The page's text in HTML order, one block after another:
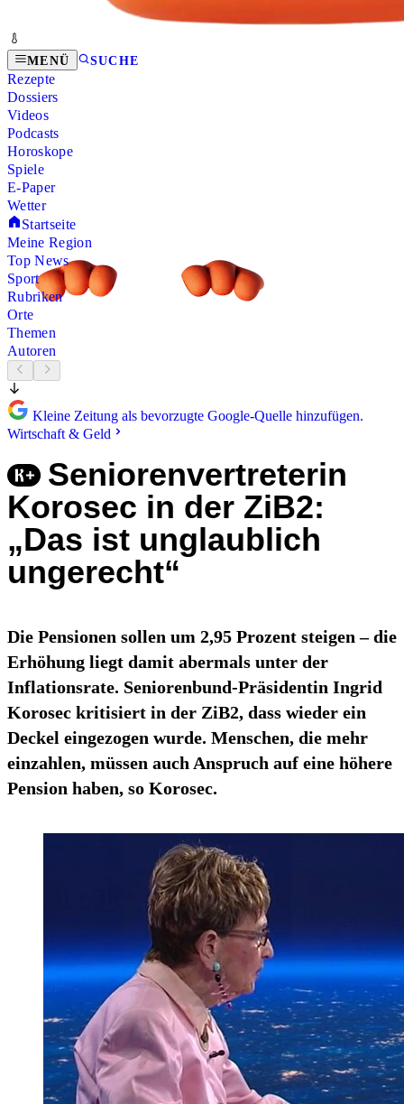
MENÜ SUCHE
Rezepte
Dossiers
Videos
Podcasts
Horoskope
Spiele
E-Paper
Wetter
Startseite
Meine Region
Top News
Sport
Rubriken
Orte
Themen
Autoren
Kleine Zeitung als bevorzugte Google-Quelle hinzufügen.
Wirtschaft & Geld
Seniorenvertreterin
Korosec in der ZiB2:
„Das ist unglaublich
ungerecht“
Die Pensionen sollen um 2,95 Prozent steigen – die
Erhöhung liegt damit abermals unter der
Inflationsrate. Seniorenbund-Präsidentin Ingrid
Korosec kritisiert in der ZiB2, dass wieder ein
Deckel eingezogen wurde. Menschen, die mehr
einzahlen, müssen auch Anspruch auf eine höhere
Pension haben, so Korosec.